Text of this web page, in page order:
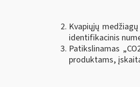
Kvapiųjų
identifikacinis
Patikslinamas
produktams,